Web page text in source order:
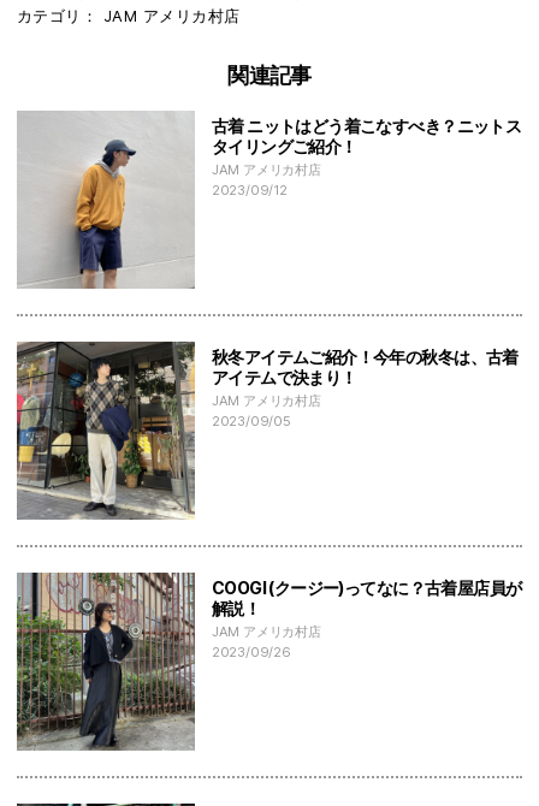
カテゴリ： JAM アメリカ村店
関連記事
古着 ニットはどう着こなすべき？ニットス
タイリングご紹介！
JAM アメリカ村店
2023/09/12
秋冬アイテムご紹介！今年の秋冬は、古着
アイテムで決まり！
JAM アメリカ村店
2023/09/05
COOGI (クージー)ってなに？古着屋店員が
解説！
JAM アメリカ村店
2023/09/26